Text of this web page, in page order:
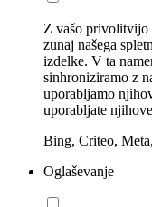
Z vašo privolitvijo
zunaj našega
izdelke. V ta
sinhroniziramo z
uporabljamo
uporabljate
Bing, Criteo,
Oglaševanje